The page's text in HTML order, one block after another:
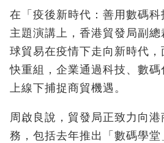
在「疫後新時代：善用數碼科
主題演講上，香港貿發局副
球貿易在疫情下走向新時代，
快重組，企業通過科技、數
上線下捕捉商貿機遇。
周啟良說，貿發局正致力向
務，包括去年推出「數碼學堂